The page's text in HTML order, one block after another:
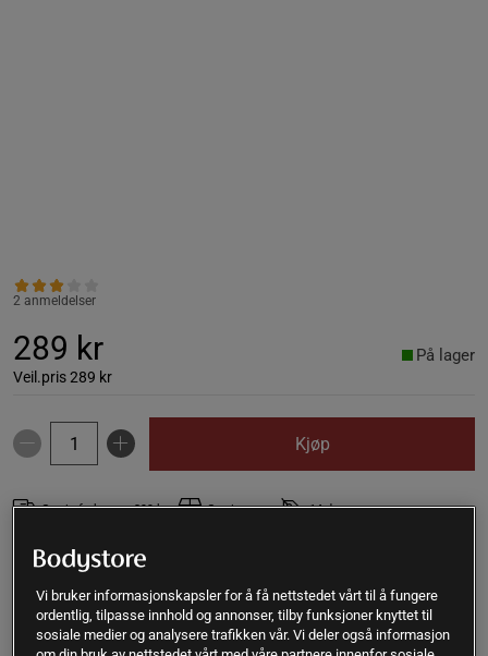
2 anmeldelser
289 kr
Veil.pris289 kr
På lager
Kjøp
Gratis frakt over 399 kr Gratis retur 14 dagers angrerett
SKU #54103-901| EAN
Peanut Ball Back Massage från Casall är en dubbel
massageboll för triggerpunkter. Mycket effektiv mot
Vi bruker informasjonskapsler for å få nettstedet vårt til å fungere
ordentlig, tilpasse innhold og annonser, tilby funksjoner knyttet til
sosiale medier og analysere trafikken vår. Vi deler også informasjon